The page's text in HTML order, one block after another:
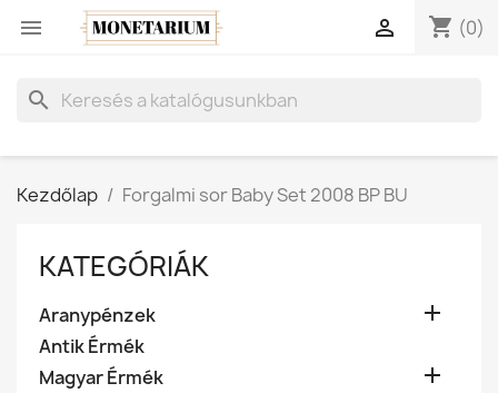
 shopping_cart (0)

search
Kezdőlap Forgalmi sor Baby Set 2008 BP BU
KATEGÓRIÁK
Aranypénzek 
Antik Érmék
Magyar Érmék
